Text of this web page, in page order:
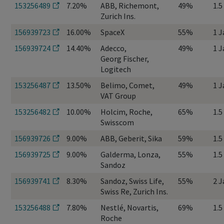
153256489
7.20%
ABB, Richemont,
Zurich Ins.
49%
156939723 16.00% SpaceX 55%
1
156939724
14.40%
Adecco,
Georg Fischer,
Logitech
49% 1
153256487 13.50%
Belimo, Comet,
VAT Group
49% 1
153256482 10.00%
Holcim, Roche,
Swisscom
65%
156939726 9.00% ABB, Geberit, Sika 59%
156939725
9.00%
Galderma, Lonza,
Sandoz
55%
156939741 8.30%
Sandoz, Swiss Life,
Swiss Re, Zurich Ins.
55% 2
153256488 7.80%
Nestlé, Novartis,
Roche
69%